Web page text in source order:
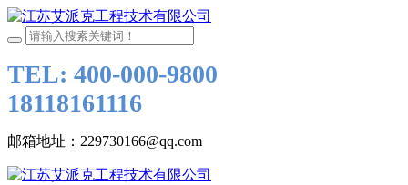
TEL: 400-000-9800
18118161116
邮箱地址：229730166@qq.com